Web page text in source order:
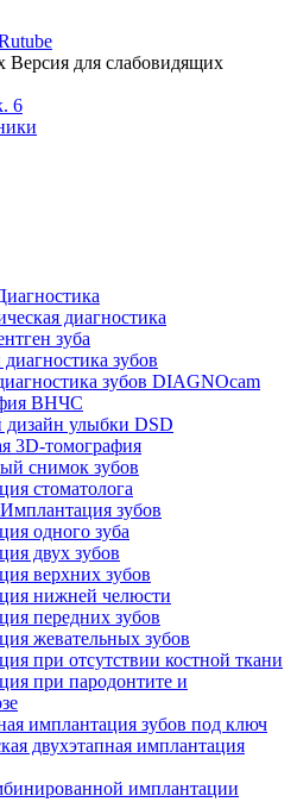
Версия для слабовидящих
6
диагностика
зуба
зубов
зубов DIAGNOcam
ВНЧС
улыбки DSD
3D-томография
снимок зубов
стоматолога
Имплантация зубов
одного зуба
двух зубов
верхних зубов
нижней челюсти
передних зубов
жевательных зубов
при отсутствии костной ткани
при пародонтите и
имплантация зубов под ключ
двухэтапная имплантация
имплантации